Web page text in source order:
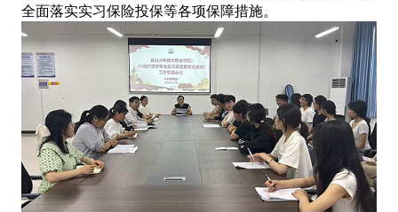
全面落实实习保险投保等各项保障措施。